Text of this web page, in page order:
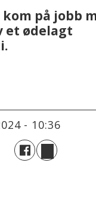
på jobb
et ødelagt
- 10:36